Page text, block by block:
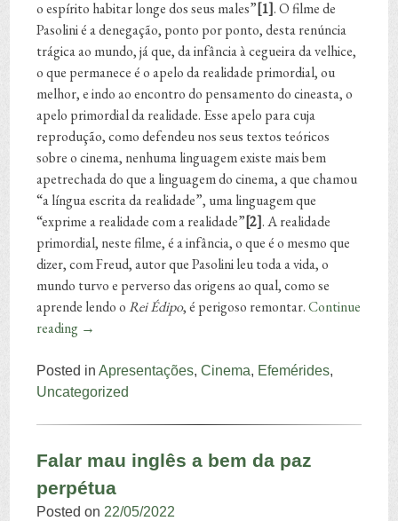
o espírito habitar longe dos seus males”[1]. O filme de
Pasolini é a denegação, ponto por ponto, desta renúncia
trágica ao mundo, já que, da infância à cegueira da velhice,
o que permanece é o apelo da realidade primordial, ou
melhor, e indo ao encontro do pensamento do cineasta, o
apelo primordial da realidade. Esse apelo para cuja
reprodução, como defendeu nos seus textos teóricos
sobre o cinema, nenhuma linguagem existe mais bem
apetrechada do que a linguagem do cinema, a que chamou
“a língua escrita da realidade”, uma linguagem que
“exprime a realidade com a realidade”[2]. A realidade
primordial, neste filme, é a infância, o que é o mesmo que
dizer, com Freud, autor que Pasolini leu toda a vida, o
mundo turvo e perverso das origens ao qual, como se
aprende lendo oRei Édipo, é perigoso remontar.Continue
reading →
Posted inApresentações,Cinema, Efemérides,
Uncategorized
Falar mau inglês a bem da paz
perpétua
Posted on 22/05/2022